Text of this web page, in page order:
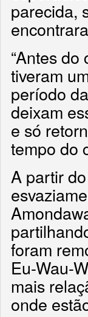
parecida,
“Antes
tiveram
período
deixam
e só
tempo do
A partir
foram
Eu-Wau-
mais
onde